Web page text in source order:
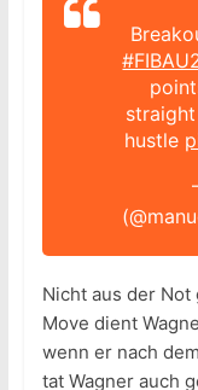
hustle
Nicht aus der
Move dient
wenn er nach
tat Wagner auch